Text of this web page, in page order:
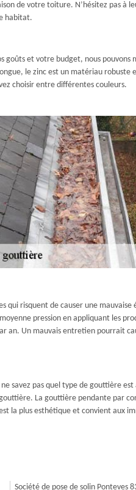
de votre toiture. N’hésitez pas à
habitat.
goûts et votre budget, nous pouvons
le zinc est un matériau robuste
choisir entre différentes couleurs.
risquent de causer une mauvaise
pression en appliquant les
an. Un mauvais entretien pourrait
savez pas quel type de gouttière
La gouttière pendante par
la plus esthétique et convient aux
Société de pose de solin Ponteves